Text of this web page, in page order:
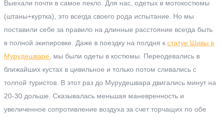
Выехали почти в самое пекло. Для нас, одетых в мотокостюмы
(штаны+куртка), это всегда своего рода испытание. Но мы
поставили себе за правило на длинные расстояние всегда быть
в полной экипировке. Даже в поездку на полдня к статуе Шивы в
Мурудешваре, мы были одеты в костюмы. Переодевались в
ближайших кустах в цивильное и только потом сливались с
толпой туристов. В этот раз до Мурудешвара двигались минут на
20-30 дольше. Сказывалась меньшая маневренность и
увеличенное сопротивление воздуха за счет торчащих по обе